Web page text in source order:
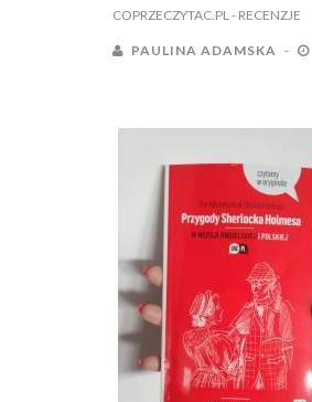
COPRZECZYTAC.PL- RECENZJE
PAULINA ADAMSKA